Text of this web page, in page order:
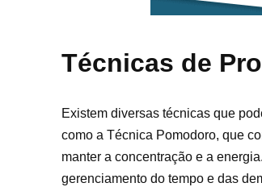
Técnicas de
Existem diversas técnicas que
como a Técnica Pomodoro, que
manter a concentração e a
gerenciamento do tempo e das